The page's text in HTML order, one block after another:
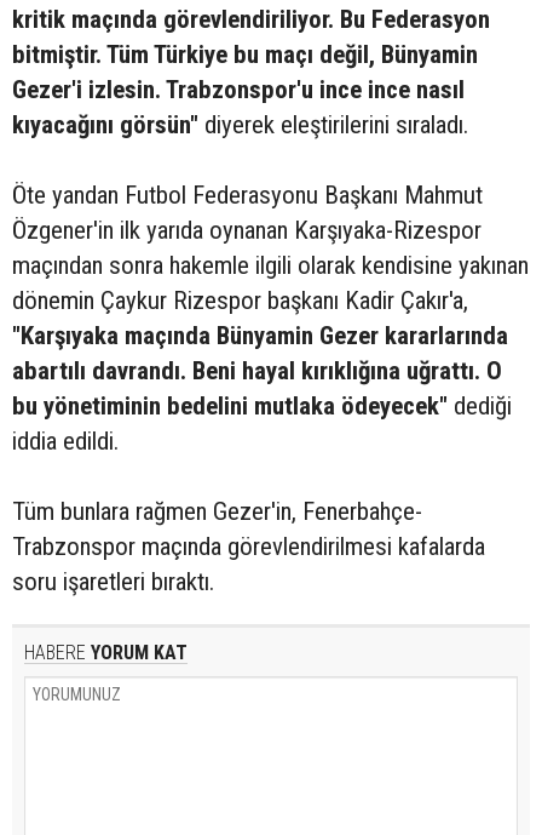
kritik maçında görevlendiriliyor. Bu Federasyon
bitmiştir. Tüm Türkiye bu maçı değil, Bünyamin
Gezer'i izlesin. Trabzonspor'u ince ince nasıl
kıyacağını görsün" diyerek eleştirilerini sıraladı.
Öte yandan Futbol Federasyonu Başkanı Mahmut
Özgener'in ilk yarıda oynanan Karşıyaka-Rizespor
maçından sonra hakemle ilgili olarak kendisine yakınan
dönemin Çaykur Rizespor başkanı Kadir Çakır'a,
"Karşıyaka maçında Bünyamin Gezer kararlarında
abartılı davrandı. Beni hayal kırıklığına uğrattı. O
bu yönetiminin bedelini mutlaka ödeyecek" dediği
iddia edildi.
Tüm bunlara rağmen Gezer'in, Fenerbahçe-
Trabzonspor maçında görevlendirilmesi kafalarda
soru işaretleri bıraktı.
HABERE YORUM KAT